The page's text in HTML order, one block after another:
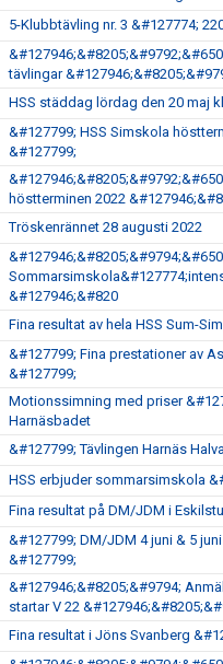
5-Klubbtävling nr. 3 &#127774;
tävlingar
HSS städdag lördag den 20 maj
&#127799; HSS Simskola
&#127799;
höstterminen 2022
Tröskenrännet 28 augusti 2022
&#127946;&#820
Fina resultat av hela HSS Sum-
&#127799; Fina prestationer av
&#127799;
Motionssimning med priser
Harnäsbadet
&#127799; Tävlingen Harnäs
HSS erbjuder sommarsimskola
Fina resultat på DM/JDM i
&#127799; DM/JDM 4 juni & 5
&#127799;
&#127946;&#8205;&#9794;
startar V 22
Fina resultat i Jöns Svanberg